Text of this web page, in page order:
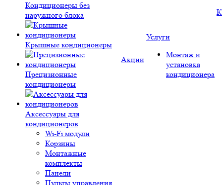
Кондиционеры без
наружного блока
Крышные кондиционеры
Прецизионные
кондиционеры
Аксессуары для
кондиционеров
Wi-Fi модули
Корзины
Монтажные
комплекты
Панели
Пульты управления
Акции
Услуги
Монтаж и
установка
кондиционера